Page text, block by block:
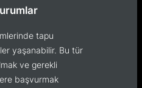
tapu
yaşanabilir. Bu tür
ve gerekli
başvurmak